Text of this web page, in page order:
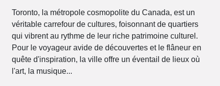
Toronto, la métropole cosmopolite du Canada, est un
véritable carrefour de cultures, foisonnant de quartiers
qui vibrent au rythme de leur riche patrimoine culturel.
Pour le voyageur avide de découvertes et le flâneur en
quête d'inspiration, la ville offre un éventail de lieux où
l'art, la musique...